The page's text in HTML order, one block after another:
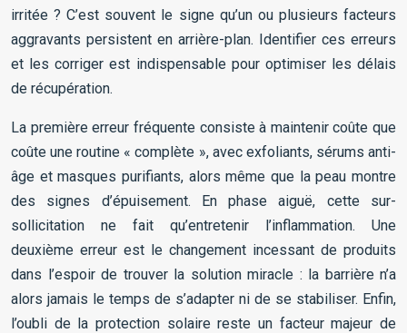
irritée ? C’est souvent le signe qu’un ou plusieurs facteurs
aggravants persistent en arrière-plan. Identifier ces erreurs
et les corriger est indispensable pour optimiser les délais
de récupération.
La première erreur fréquente consiste à maintenir coûte que
coûte une routine « complète », avec exfoliants, sérums anti-
âge et masques purifiants, alors même que la peau montre
des signes d’épuisement. En phase aiguë, cette sur-
sollicitation ne fait qu’entretenir l’inflammation. Une
deuxième erreur est le changement incessant de produits
dans l’espoir de trouver la solution miracle : la barrière n’a
alors jamais le temps de s’adapter ni de se stabiliser. Enfin,
l’oubli de la protection solaire reste un facteur majeur de